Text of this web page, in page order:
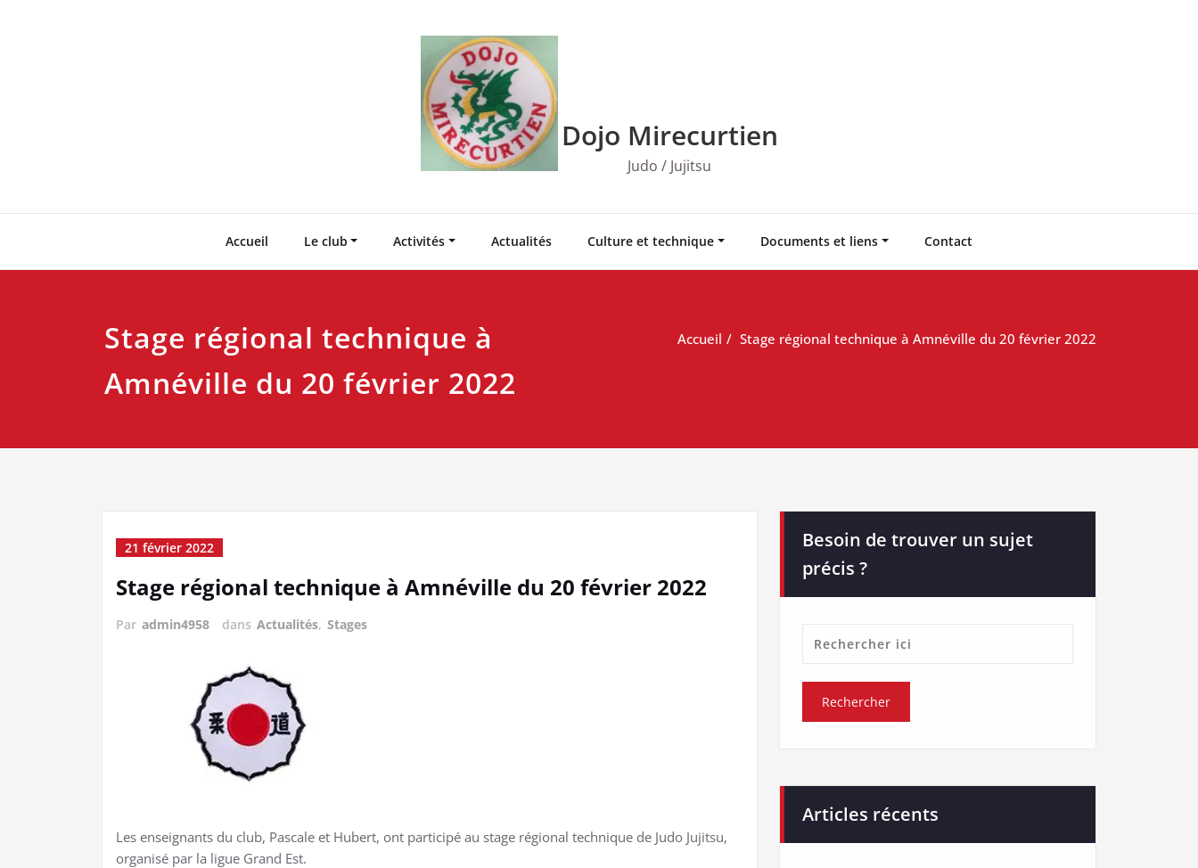
Dojo Mirecurtien
Judo / Jujitsu
Accueil Le club Activités Actualités Culture et technique Documents et liens Contact
Stage régional technique à
Amnéville du 20 février 2022
Accueil Stage régional technique à Amnéville du 20 février 2022
21 février 2022
Stage régional technique à Amnéville du 20 février 2022
Par admin4958 dans Actualités, Stages
Les enseignants du club, Pascale et Hubert, ont participé au stage régional technique de Judo Jujitsu,
organisé par la ligue Grand Est.
Besoin de trouver un sujet
précis ?
Articles récents